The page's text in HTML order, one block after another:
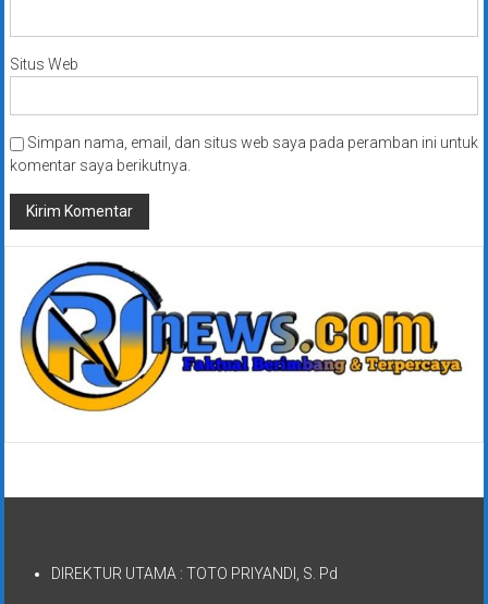
Situs Web
Simpan nama, email, dan situs web saya pada peramban ini untuk
komentar saya berikutnya.
DIREKTUR UTAMA : TOTO PRIYANDI, S. Pd